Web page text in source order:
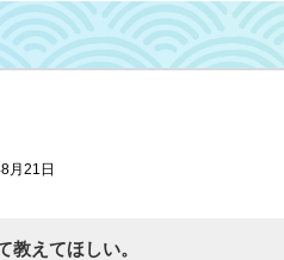
月21日
教えてほしい。